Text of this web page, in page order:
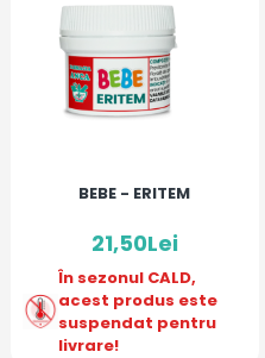
BEBE - ERITEM
21,50Lei
În sezonul CALD,
acest produs este
suspendat pentru
livrare!